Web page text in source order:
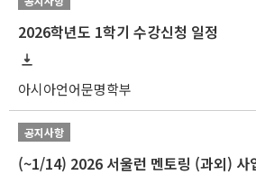
2026학년도 1학기 수강신청 일정
아시아언어문명학부
공지사항
(~1/14) 2026 서울런 멘토링 (과외) 사